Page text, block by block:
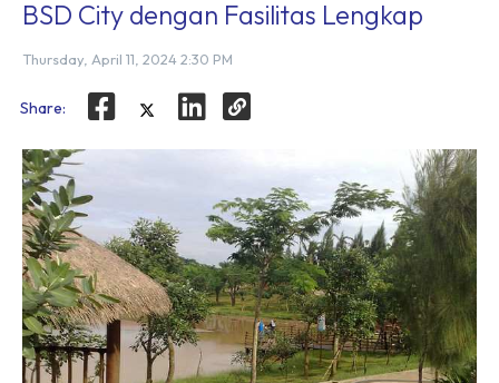
BSD City dengan Fasilitas Lengkap
Thursday, April 11, 2024 2:30 PM
Share: